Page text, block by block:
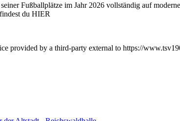
Fußballplätze im Jahr 2026 vollständig auf
du HIER
provided by a third-party external to https://